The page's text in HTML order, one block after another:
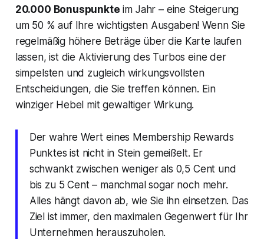
20.000 Bonuspunkte im Jahr – eine Steigerung
um 50 % auf Ihre wichtigsten Ausgaben! Wenn Sie
regelmäßig höhere Beträge über die Karte laufen
lassen, ist die Aktivierung des Turbos eine der
simpelsten und zugleich wirkungsvollsten
Entscheidungen, die Sie treffen können. Ein
winziger Hebel mit gewaltiger Wirkung.
Der wahre Wert eines Membership Rewards
Punktes ist nicht in Stein gemeißelt. Er
schwankt zwischen weniger als 0,5 Cent und
bis zu 5 Cent – manchmal sogar noch mehr.
Alles hängt davon ab, wie Sie ihn einsetzen. Das
Ziel ist immer, den maximalen Gegenwert für Ihr
Unternehmen herauszuholen.